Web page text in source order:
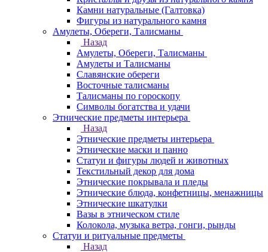
Камни натуральные (Галтовка)
Фигуры из натурального камня
Амулеты, Обереги, Талисманы
Назад
Амулеты, Обереги, Талисманы
Амулеты и Талисманы
Славянские обереги
Восточные талисманы
Талисманы по гороскопу
Символы богатства и удачи
Этнические предметы интерьера
Назад
Этнические предметы интерьера
Этнические маски и панно
Статуи и фигуры людей и животных
Текстильный декор для дома
Этнические покрывала и пледы
Этнические блюда, конфетницы, менажницы
Этнические шкатулки
Вазы в этническом стиле
Колокола, музыка ветра, гонги, рынды
Статуи и ритуальные предметы
Назад